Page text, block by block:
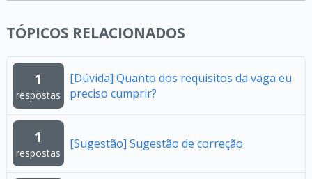
TÓPICOS RELACIONADOS
1
respostas
[Dúvida] Quanto dos requisitos da vaga eu
preciso cumprir?
1
respostas
[Sugestão] Sugestão de correção